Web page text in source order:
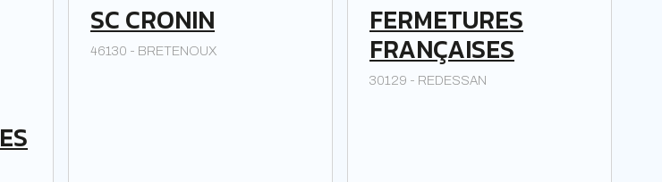
SC CRONIN
46130 - BRETENOUX
FERMETURES
FRANÇAISES
30129 - REDESSAN